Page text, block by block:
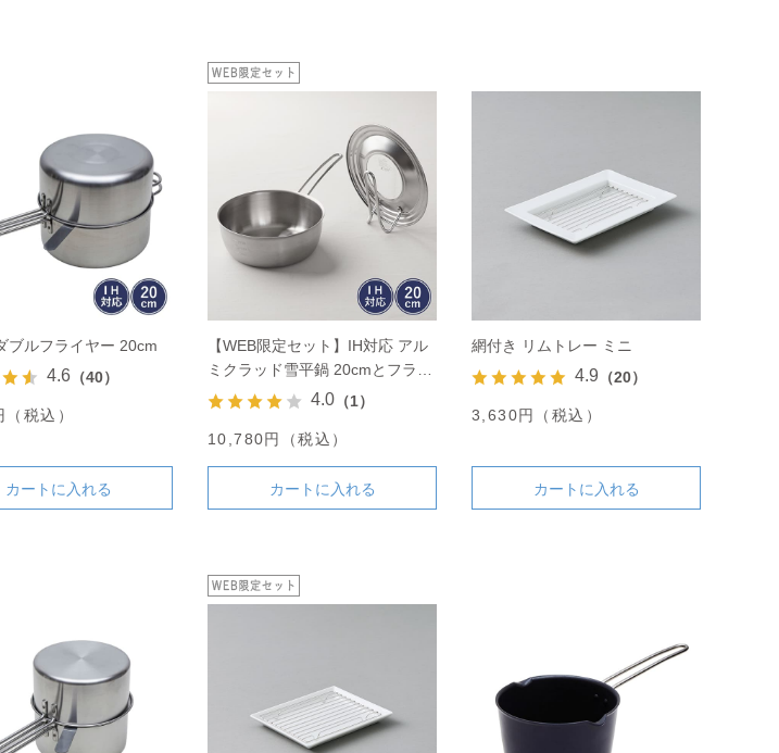
ブルフライヤー 20cm
4.6 （40）
税込）
カートに入れる
【WEB限定セット】IH対応 アル
ミクラッド雪平鍋 20cmとフライ
パンカバーのセット
4.0 （1）
10,780円（税込）
カートに入れる
網付き リムトレー ミニ
4.9 （20）
3,630円（税込）
カートに入れる